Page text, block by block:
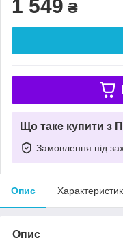
1 549 ₴
Що таке купити з
Замовлення під
Опис
Опис